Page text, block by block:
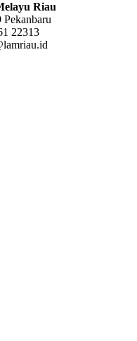
Riau
Pekanbaru
22313